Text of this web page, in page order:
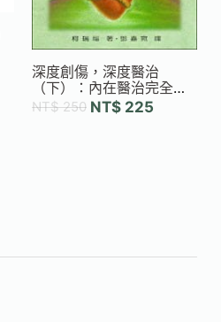
深度創傷，深度醫治
（下）：內在醫治完全手
冊
NT$250 NT$225